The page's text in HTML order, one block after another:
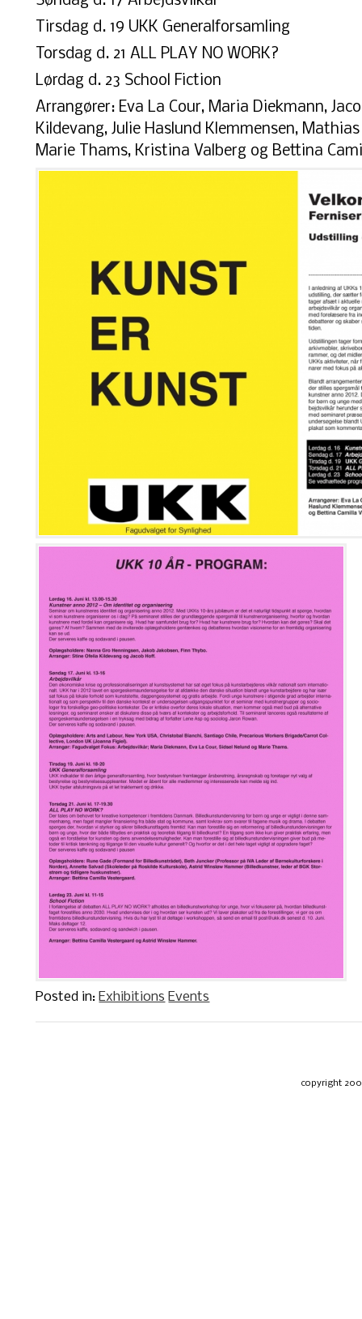
Tirsdag d. 19 UKK Generalforsamling
Torsdag d. 21 ALL PLAY NO WORK?
Lørdag d. 23 School Fiction
Arrangører: Eva La Cour, Maria Diekmann,
Kildevang, Julie Haslund Klemmensen,
Marie Thams, Kristina Valberg og Bettina
Posted in: Exhibitions Events
copyright